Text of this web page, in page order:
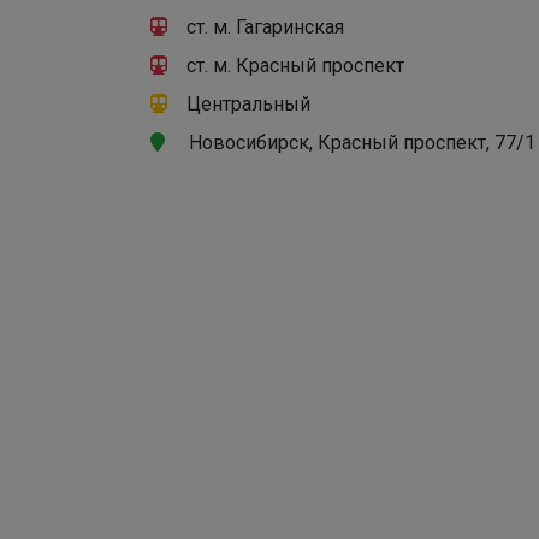
ст. м. Гагаринская
ст. м. Красный проспект
Центральный
Новосибирск, Красный проспект, 77/1